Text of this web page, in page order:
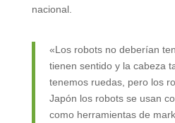
nacional.
«Los robots no deberían
tienen sentido y la cabeza
tenemos ruedas, pero los
Japón los robots se usan
como herramientas de